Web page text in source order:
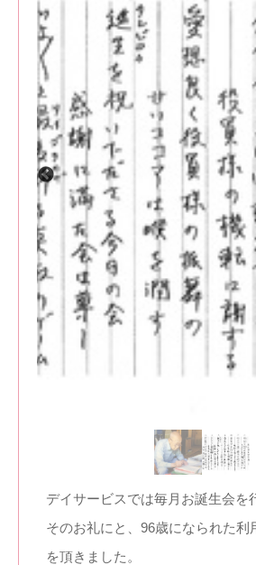
デイサービスでは毎月お誕生会を
そのお礼にと、96歳になられた利
を頂きました。